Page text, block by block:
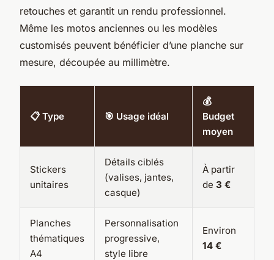
retouches et garantit un rendu professionnel.
Même les motos anciennes ou les modèles
customisés peuvent bénéficier d’une planche sur
mesure, découpée au millimètre.
📋 Type 🎯 Usage idéal
💰
Budget
moyen
Stickers
unitaires
Détails ciblés
(valises, jantes,
casque)
À partir
de 3 €
Planches
thématiques
A4
Personnalisation
progressive,
style libre
Environ
14 €